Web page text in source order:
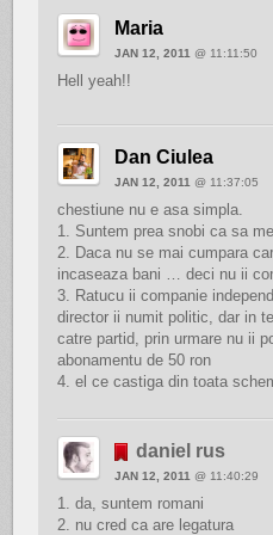
Maria
JAN 12, 2011@ 11:11:50
Hell yeah!!
Dan Ciulea
JAN 12, 2011@ 11:37:05
chestiune nu e asa simpla.
1. Suntem prea snobi ca sa
2. Daca nu se mai cumpara
incaseaza bani … deci nu ii
3. Ratucu ii companie
director ii numit politic, dar in
catre partid, prin urmare nu ii
abonamentu de 50 ron
4. el ce castiga din toata
daniel rus
JAN 12, 2011 @ 11:40:29
1. da, suntem romani
2. nu cred ca are legatura